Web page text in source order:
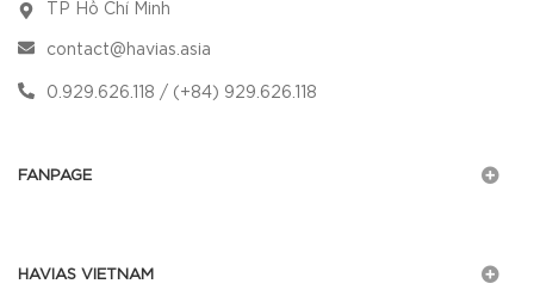
TP Hồ Chí Minh
contact@havias.asia
0.929.626.118 / (+84) 929.626.118
FANPAGE
HAVIAS VIETNAM